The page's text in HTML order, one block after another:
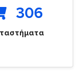
306